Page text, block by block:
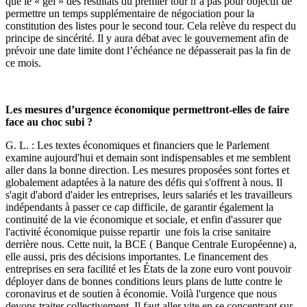
permettre un temps supplémentaire de négociation pour la
constitution des listes pour le second tour. Cela relève du respect du
principe de sincérité. Il y aura débat avec le gouvernement afin de
prévoir une date limite dont l’échéance ne dépasserait pas la fin de
ce mois.
Les mesures d’urgence économique permettront-elles de faire
face au choc subi ?
G. L. : Les textes économiques et financiers que le Parlement
examine aujourd'hui et demain sont indispensables et me semblent
aller dans la bonne direction. Les mesures proposées sont fortes et
globalement adaptées à la nature des défis qui s'offrent à nous. Il
s'agit d'abord d'aider les entreprises, leurs salariés et les travailleurs
indépendants à passer ce cap difficile, de garantir également la
continuité de la vie économique et sociale, et enfin d'assurer que
l'activité économique puisse repartir une fois la crise sanitaire
derrière nous. Cette nuit, la BCE ( Banque Centrale Européenne) a,
elle aussi, pris des décisions importantes. Le financement des
entreprises en sera facilité et les États de la zone euro vont pouvoir
déployer dans de bonnes conditions leurs plans de lutte contre le
coronavirus et de soutien à économie. Voilà l'urgence que nous